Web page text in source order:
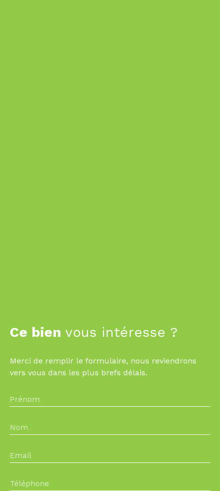
Ce bien vous intéresse ?
Merci de remplir le formulaire, nous reviendrons
vers vous dans les plus brefs délais.
Prénom
Nom
Email
Téléphone